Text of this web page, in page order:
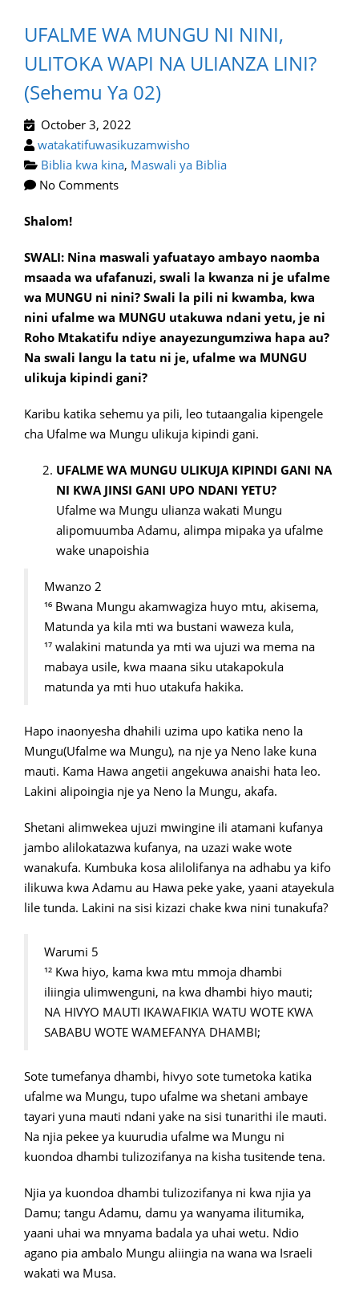
UFALME WA MUNGU NI NINI,
ULITOKA WAPI NA ULIANZA LINI?
(Sehemu Ya 02)
October 3, 2022
watakatifuwasikuzamwisho
Biblia kwa kina, Maswali ya Biblia
No Comments
Shalom!
SWALI: Nina maswali yafuatayo ambayo naomba
msaada wa ufafanuzi, swali la kwanza ni je ufalme
wa MUNGU ni nini? Swali la pili ni kwamba, kwa
nini ufalme wa MUNGU utakuwa ndani yetu, je ni
Roho Mtakatifu ndiye anayezungumziwa hapa au?
Na swali langu la tatu ni je, ufalme wa MUNGU
ulikuja kipindi gani?
Karibu katika sehemu ya pili, leo tutaangalia kipengele
cha Ufalme wa Mungu ulikuja kipindi gani.
UFALME WA MUNGU ULIKUJA KIPINDI GANI NA
NI KWA JINSI GANI UPO NDANI YETU?
Ufalme wa Mungu ulianza wakati Mungu
alipomuumba Adamu, alimpa mipaka ya ufalme
wake unapoishia
Mwanzo 2
¹⁶ Bwana Mungu akamwagiza huyo mtu, akisema,
Matunda ya kila mti wa bustani waweza kula,
¹⁷ walakini matunda ya mti wa ujuzi wa mema na
mabaya usile, kwa maana siku utakapokula
matunda ya mti huo utakufa hakika.
Hapo inaonyesha dhahili uzima upo katika neno la
Mungu(Ufalme wa Mungu), na nje ya Neno lake kuna
mauti. Kama Hawa angetii angekuwa anaishi hata leo.
Lakini alipoingia nje ya Neno la Mungu, akafa.
Shetani alimwekea ujuzi mwingine ili atamani kufanya
jambo alilokatazwa kufanya, na uzazi wake wote
wanakufa. Kumbuka kosa alilolifanya na adhabu ya kifo
ilikuwa kwa Adamu au Hawa peke yake, yaani atayekula
lile tunda. Lakini na sisi kizazi chake kwa nini tunakufa?
Warumi 5
¹² Kwa hiyo, kama kwa mtu mmoja dhambi
iliingia ulimwenguni, na kwa dhambi hiyo mauti;
NA HIVYO MAUTI IKAWAFIKIA WATU WOTE KWA
SABABU WOTE WAMEFANYA DHAMBI;
Sote tumefanya dhambi, hivyo sote tumetoka katika
ufalme wa Mungu, tupo ufalme wa shetani ambaye
tayari yuna mauti ndani yake na sisi tunarithi ile mauti.
Na njia pekee ya kuurudia ufalme wa Mungu ni
kuondoa dhambi tulizozifanya na kisha tusitende tena.
Njia ya kuondoa dhambi tulizozifanya ni kwa njia ya
Damu; tangu Adamu, damu ya wanyama ilitumika,
yaani uhai wa mnyama badala ya uhai wetu. Ndio
agano pia ambalo Mungu aliingia na wana wa Israeli
wakati wa Musa.